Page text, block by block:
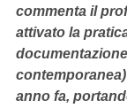
commenta il
attivato la
anno fa,